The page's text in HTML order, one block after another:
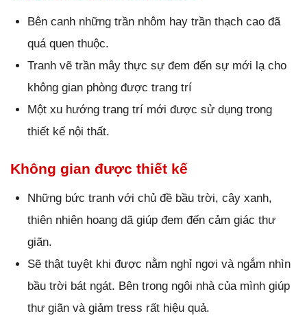
Bên canh những trần nhôm hay trần thạch cao đã
quá quen thuộc.
Tranh vẽ trần mây thực sự đem đến sự mới lạ cho
không gian phòng được trang trí
Một xu hướng trang trí mới được sử dụng trong
thiết kế nội thất.
Không gian được thiết kế
Những bức tranh với chủ đề bầu trời, cây xanh,
thiên nhiên hoang dã giúp đem đến cảm giác thư
giãn.
Sẽ thật tuyệt khi được nằm nghỉ ngơi và ngắm nhìn
bầu trời bát ngát. Bên trong ngôi nhà của mình giúp
thư giãn và giảm tress rất hiệu quả.